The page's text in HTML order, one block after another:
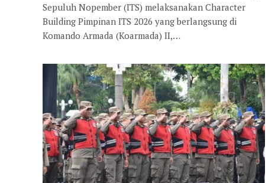
Sepuluh Nopember (ITS) melaksanakan Character
Building Pimpinan ITS 2026 yang berlangsung di
Komando Armada (Koarmada) II,…